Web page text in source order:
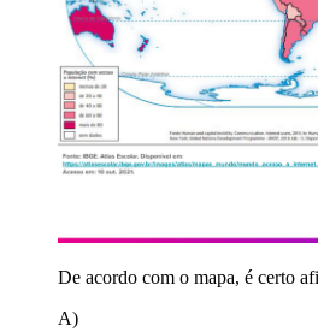
De acordo com o mapa, é certo
A)